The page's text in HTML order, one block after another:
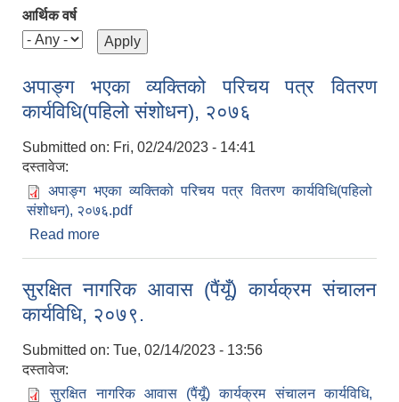
आर्थिक वर्ष
अपाङ्ग भएका व्यक्तिको परिचय पत्र वितरण
कार्यविधि(पहिलो संशोधन), २०७६
Submitted on: Fri, 02/24/2023 - 14:41
दस्तावेज:
अपाङ्ग भएका व्यक्तिको परिचय पत्र वितरण कार्यविधि(पहिलो
संशोधन), २०७६.pdf
Read more
सुरक्षित नागरिक आवास (पैंयूँ) कार्यक्रम संचालन
कार्यविधि, २०७९.
Submitted on: Tue, 02/14/2023 - 13:56
दस्तावेज:
सुरक्षित नागरिक आवास (पैंयूँ) कार्यक्रम संचालन कार्यविधि,